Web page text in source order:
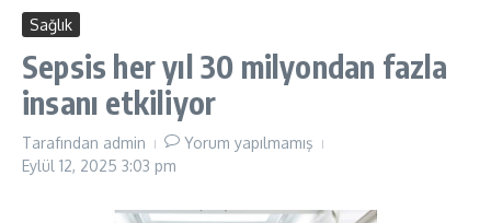
Sağlık
Sepsis her yıl 30 milyondan fazla
insanı etkiliyor
Tarafından admin
Yorum yapılmamış
Eylül 12, 2025 3:03 pm